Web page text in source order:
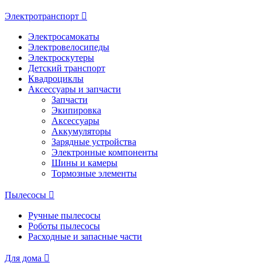
Электротранспорт
Электросамокаты
Электровелосипеды
Электроскутеры
Детский транспорт
Квадроциклы
Аксессуары и запчасти
Запчасти
Экипировка
Аксессуары
Аккумуляторы
Зарядные устройства
Электронные компоненты
Шины и камеры
Тормозные элементы
Пылесосы
Ручные пылесосы
Роботы пылесосы
Расходные и запасные части
Для дома